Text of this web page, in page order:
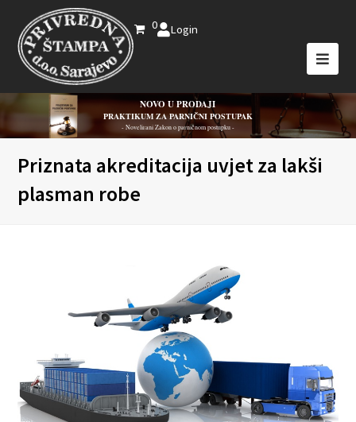
0 Login
NOVO U PRODAJI
PRAKTIKUM ZA PARNIČNI POSTUPAK
- Novelirani Zakon o parničnom postupku -
Priznata akreditacija uvjet za lakši
plasman robe